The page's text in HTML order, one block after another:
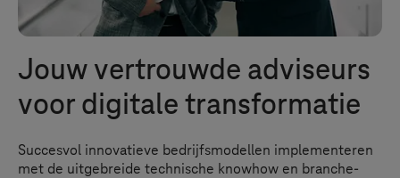
Jouw vertrouwde adviseurs
voor digitale transformatie
Succesvol innovatieve bedrijfsmodellen implementeren
met de uitgebreide technische knowhow en branche-